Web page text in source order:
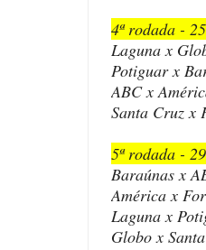
4ª rodada -
Laguna x
Potiguar x
ABC x
Santa Cruz x
5ª rodada -
Baraúnas x
América x
Laguna x
Globo x